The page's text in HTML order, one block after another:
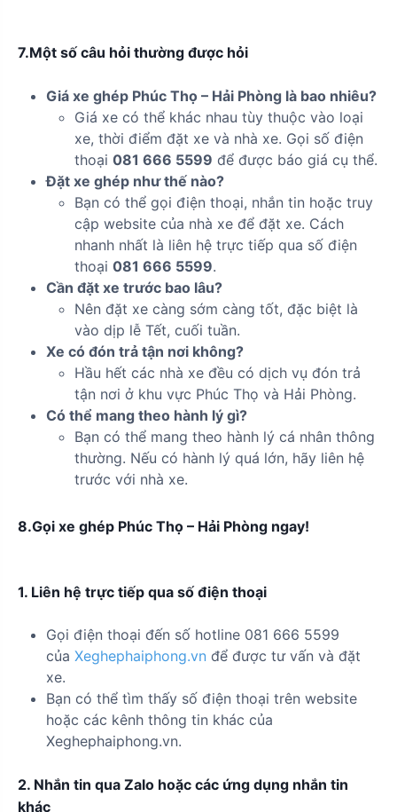
7.Một số câu hỏi thường được hỏi
Giá xe ghép Phúc Thọ – Hải Phòng là bao nhiêu?
Giá xe có thể khác nhau tùy thuộc vào loại
xe, thời điểm đặt xe và nhà xe. Gọi số điện
thoại 081 666 5599 để được báo giá cụ thể.
Đặt xe ghép như thế nào?
Bạn có thể gọi điện thoại, nhắn tin hoặc truy
cập website của nhà xe để đặt xe. Cách
nhanh nhất là liên hệ trực tiếp qua số điện
thoại 081 666 5599.
Cần đặt xe trước bao lâu?
Nên đặt xe càng sớm càng tốt, đặc biệt là
vào dịp lễ Tết, cuối tuần.
Xe có đón trả tận nơi không?
Hầu hết các nhà xe đều có dịch vụ đón trả
tận nơi ở khu vực Phúc Thọ và Hải Phòng.
Có thể mang theo hành lý gì?
Bạn có thể mang theo hành lý cá nhân thông
thường. Nếu có hành lý quá lớn, hãy liên hệ
trước với nhà xe.
8.Gọi xe ghép Phúc Thọ – Hải Phòng ngay!
1. Liên hệ trực tiếp qua số điện thoại
Gọi điện thoại đến số hotline 081 666 5599
của Xeghephaiphong.vn để được tư vấn và đặt
xe.
Bạn có thể tìm thấy số điện thoại trên website
hoặc các kênh thông tin khác của
Xeghephaiphong.vn.
2. Nhắn tin qua Zalo hoặc các ứng dụng nhắn tin
khác